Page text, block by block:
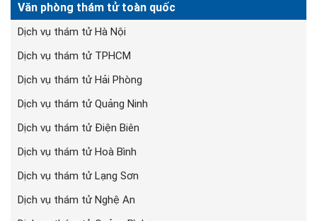
Văn phòng thám tử toàn quốc
Dịch vụ thám tử Hà Nội
Dịch vụ thám tử TPHCM
Dịch vụ thám tử Hải Phòng
Dịch vụ thám tử Quảng Ninh
Dịch vụ thám tử Điện Biên
Dịch vụ thám tử Hoà Bình
Dịch vụ thám tử Lạng Sơn
Dịch vụ thám tử Nghệ An